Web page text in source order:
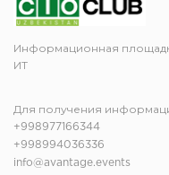
Информационная
ИТ
Для получения
+998977166344
+998994036336
info@avantage.events